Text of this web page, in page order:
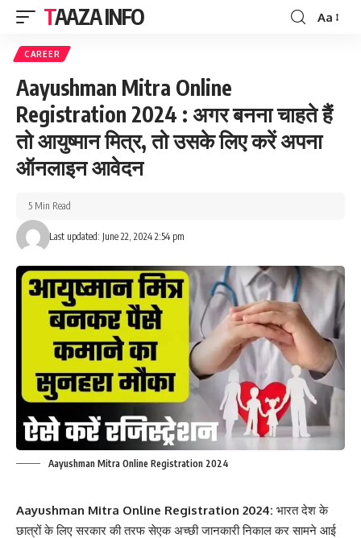
TAAZA INFO
Font
Aa
CAREER
Aayushman Mitra Online
Registration 2024 : अगर बनना चाहते हैं
तो आयुष्मान मित्र, तो उसके लिए करें अपना
ऑनलाइन आवेदन
Last updated: June 22, 2024 2:54 pm
5 Min Read
Aayushman Mitra Online Registration 2024
Aayushman Mitra Online Registration 2024: भारत देश के
छात्रों के लिए सरकार की तरफ सेएक अच्छी जानकारी निकाल कर सामने आई